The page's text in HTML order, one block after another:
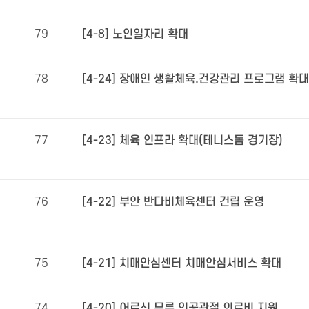
79 [4-8] 노인일자리 확대
78 [4-24] 장애인 생활체육.건강관리 프로그램 확대
77 [4-23] 체육 인프라 확대(테니스돔 경기장)
76 [4-22] 부안 반다비체육센터 건립 운영
75 [4-21] 치매안심센터 치매안심서비스 확대